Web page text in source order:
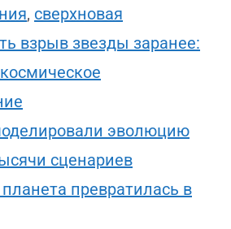
, сверхновая
взрыв звезды заранее:
эволюцию
сценариев
превратилась в